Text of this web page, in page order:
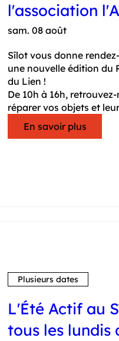
l'association
sam. 08 août
Sîlot vous donne
une nouvelle édition du
du Lien !
De 10h à 16h,
réparer vos objets et
En savoir plus
Plusieurs dates
L'Été Actif au
tous les lundis